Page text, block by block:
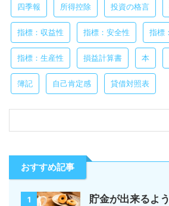
四季報 所得控除 投資の格言
指標：収益性 指標：安全性 指標
指標：生産性 損益計算書 本
簿記 自己肯定感 貸借対照表
おすすめ記事
1
貯金が出来るよ